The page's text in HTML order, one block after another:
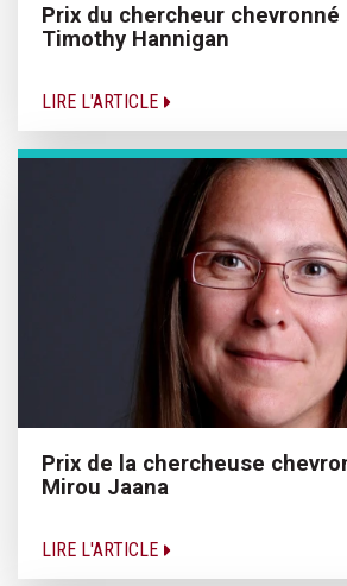
Prix du chercheur chevronné
Timothy Hannigan
LIRE L'ARTICLE
Prix de la chercheuse
Mirou Jaana
LIRE L'ARTICLE